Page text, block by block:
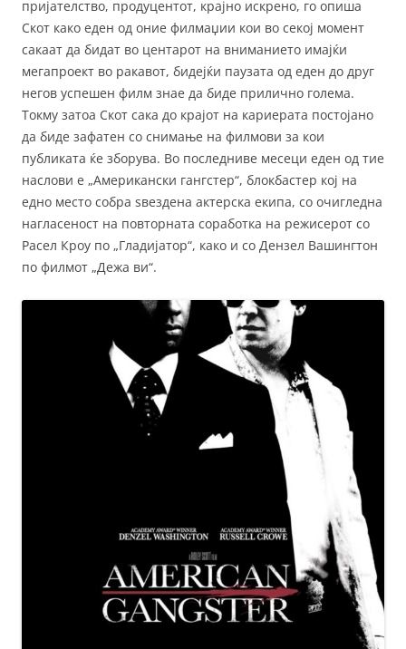
пријателство, продуцентот, крајно искрено, го опиша
Скот како еден од оние филмаџии кои во секој момент
сакаат да бидат во центарот на вниманието имајќи
мегапроект во ракавот, бидејќи паузата од еден до друг
негов успешен филм знае да биде прилично голема.
Токму затоа Скот сака до крајот на кариерата постојано
да биде зафатен со снимање на филмови за кои
публиката ќе зборува. Во последниве месеци еден од тие
наслови е „Американски гангстер“, блокбастер кој на
едно место собра ѕвездена актерска екипа, со очигледна
нагласеност на повторната соработка на режисерот со
Расел Кроу по „Гладијатор“, како и со Дензел Вашингтон
по филмот „Дежа ви“.